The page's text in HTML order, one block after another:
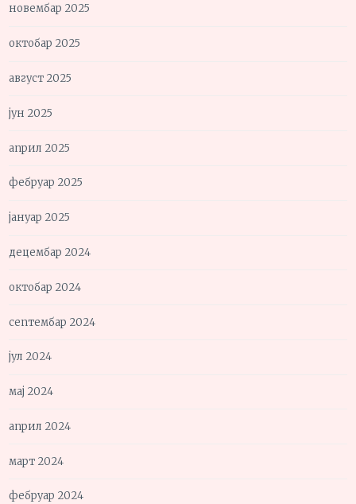
новембар 2025
октобар 2025
август 2025
јун 2025
април 2025
фебруар 2025
јануар 2025
децембар 2024
октобар 2024
септембар 2024
јул 2024
мај 2024
април 2024
март 2024
фебруар 2024